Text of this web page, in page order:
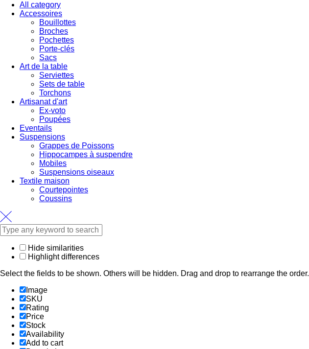
All category
Accessoires
Bouillottes
Broches
Pochettes
Porte-clés
Sacs
Art de la table
Serviettes
Sets de table
Torchons
Artisanat d'art
Ex-voto
Poupées
Eventails
Suspensions
Grappes de Poissons
Hippocampes à suspendre
Mobiles
Suspensions oiseaux
Textile maison
Courtepointes
Coussins
Hide similarities
Highlight differences
Select the fields to be shown. Others will be hidden. Drag and drop to rearrange the order.
Image
SKU
Rating
Price
Stock
Availability
Add to cart